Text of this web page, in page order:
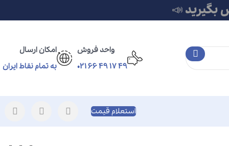
بگیرید 📣
واحد فروش
49 17 49 66 021
امکان ارسال
به تمام نقاط ایران
استعلام قیمت